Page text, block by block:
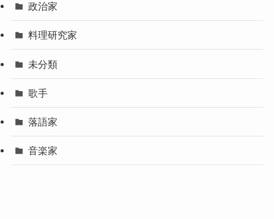
政治家
料理研究家
未分類
歌手
落語家
音楽家